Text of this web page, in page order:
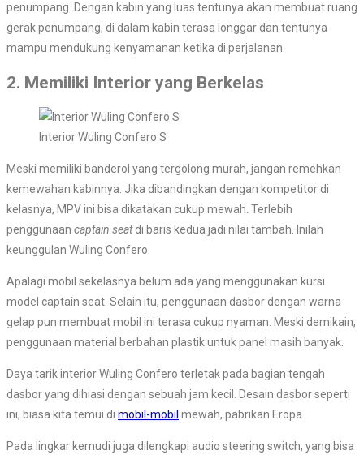
penumpang. Dengan kabin yang luas tentunya akan membuat ruang
gerak penumpang, di dalam kabin terasa longgar dan tentunya
mampu mendukung kenyamanan ketika di perjalanan.
2. Memiliki Interior yang Berkelas
Interior Wuling Confero S
Meski memiliki banderol yang tergolong murah, jangan remehkan
kemewahan kabinnya. Jika dibandingkan dengan kompetitor di
kelasnya, MPV ini bisa dikatakan cukup mewah. Terlebih
penggunaan captain seatdi baris kedua jadi nilai tambah. Inilah
keunggulan Wuling Confero.
Apalagi mobil sekelasnya belum ada yang menggunakan kursi
model captain seat. Selain itu, penggunaan dasbor dengan warna
gelap pun membuat mobil ini terasa cukup nyaman. Meski demikain,
penggunaan material berbahan plastik untuk panel masih banyak.
Daya tarik interior Wuling Confero terletak pada bagian tengah
dasbor yang dihiasi dengan sebuah jam kecil. Desain dasbor seperti
ini, biasa kita temui di mobil-mobil mewah, pabrikan Eropa.
Pada lingkar kemudi juga dilengkapi audio steering switch, yang bisa